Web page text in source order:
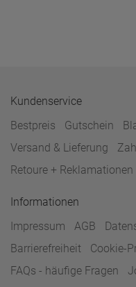
Kundenservice
Bestpreis
Gutschein
Versand & Lieferung
Retoure + Reklamationen
Informationen
Impressum
AGB
Barrierefreiheit
Cookie-
FAQs - häufige Fragen